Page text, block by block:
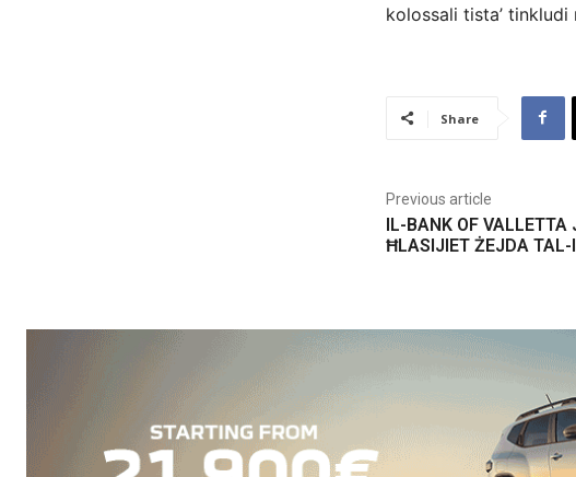
kolossali tista’
Share
Previous article
IL-BANK OF VALLETTA
ĦLASIJIET ŻEJDA TAL-